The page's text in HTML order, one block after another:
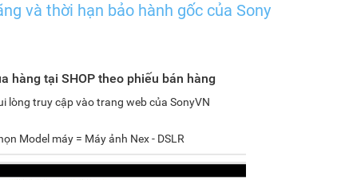
và thời hạn bảo hành gốc của Sony
hàng tại SHOP theo phiếu bán hàng
lòng truy cập vào trang web của SonyVN
Model máy = Máy ảnh Nex - DSLR